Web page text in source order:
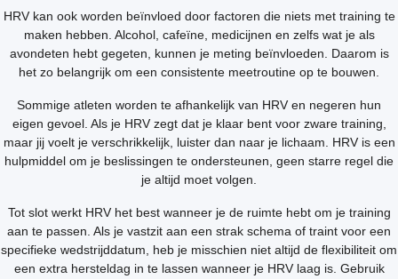
HRV kan ook worden beïnvloed door factoren die niets met training te
maken hebben. Alcohol, cafeïne, medicijnen en zelfs wat je als
avondeten hebt gegeten, kunnen je meting beïnvloeden. Daarom is
het zo belangrijk om een consistente meetroutine op te bouwen.
Sommige atleten worden te afhankelijk van HRV en negeren hun
eigen gevoel. Als je HRV zegt dat je klaar bent voor zware training,
maar jij voelt je verschrikkelijk, luister dan naar je lichaam. HRV is een
hulpmiddel om je beslissingen te ondersteunen, geen starre regel die
je altijd moet volgen.
Tot slot werkt HRV het best wanneer je de ruimte hebt om je training
aan te passen. Als je vastzit aan een strak schema of traint voor een
specifieke wedstrijddatum, heb je misschien niet altijd de flexibiliteit om
een extra hersteldag in te lassen wanneer je HRV laag is. Gebruik